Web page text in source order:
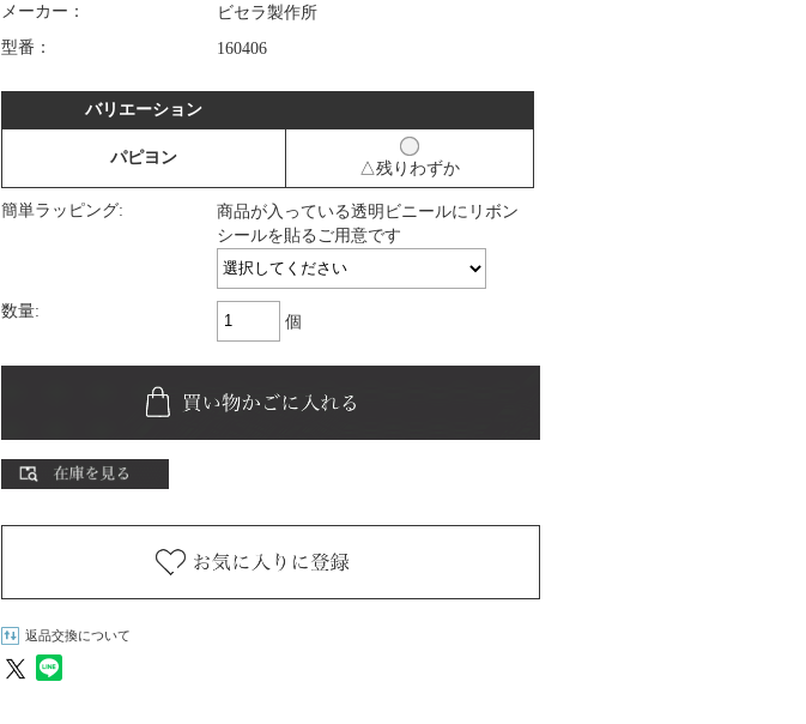
メーカー：
ビセラ製作所
型番：
160406
バリエーション
パピヨン
△残りわずか
簡単ラッピング:
商品が入っている透明ビニールにリボン
シールを貼るご用意です
数量:
個
返品交換について